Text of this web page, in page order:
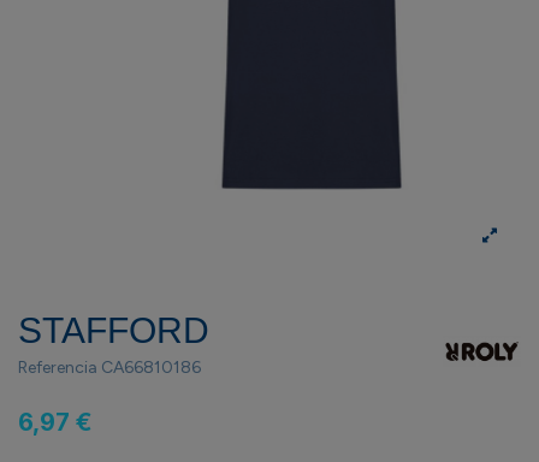
STAFFORD
Referencia CA66810186
6,97 €